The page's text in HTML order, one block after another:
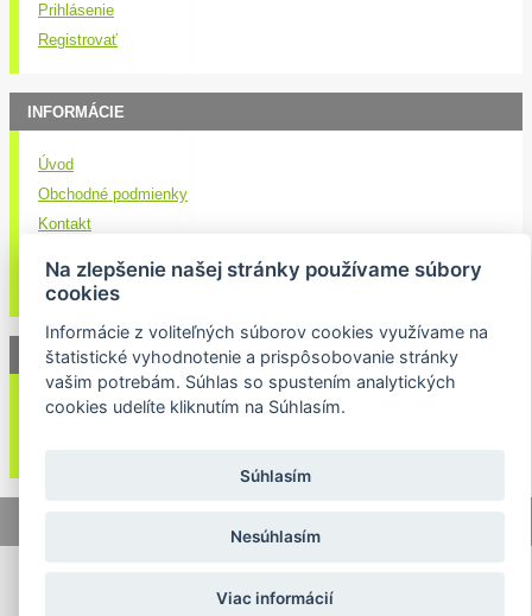
Prihlásenie
Registrovať
INFORMÁCIE
Úvod
Obchodné podmienky
Kontakt
Ochrana osobných údajov
NEWSLETTER
Váš email:
Na zlepšenie našej stránky používame súbory
cookies
Informácie z voliteľných súborov cookies využívame na
štatistické vyhodnotenie a prispôsobovanie stránky
vašim potrebám. Súhlas so spustením analytických
cookies udelíte kliknutím na Súhlasím.
Súhlasím
Nesúhlasím
Viac informácií